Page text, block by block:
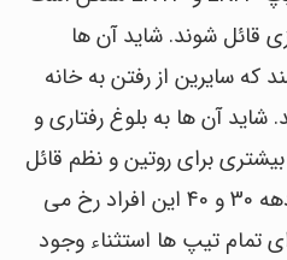
قائل شوند. شاید آن ها
که سایرین از رفتن به خانه
آن ها به بلوغ رفتاری و
برای روتین و نظم قائل
شوند (این اتفاق معمولا در دهه 30 و 40 این افراد رخ می
تمام تیپ ها استثناء وجود